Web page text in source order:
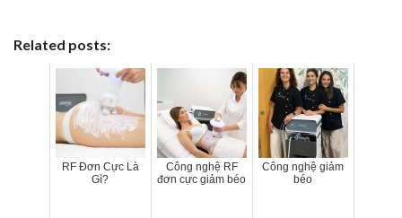
Related posts:
RF Đơn Cực Là
Gì?
Công nghệ RF
đơn cực giảm béo
Công nghệ giảm
béo